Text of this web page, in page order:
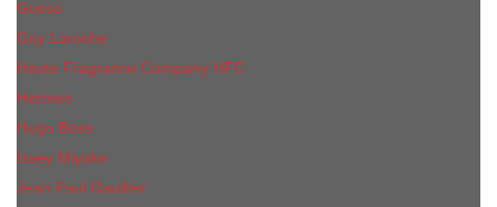
Guess
Guy Laroche
Haute Fragrance Company HFC
Hermes
Hugo Boss
Issey Miyake
Jean Paul Gaultier